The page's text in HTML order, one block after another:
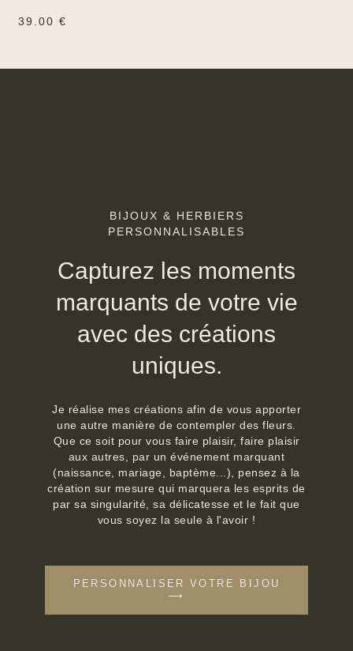
39.00€
BIJOUX & HERBIERS
PERSONNALISABLES
Capturez les moments
marquants de votre vie
avec des créations
uniques.
Je réalise mes créations afin de vous apporter
une autre manière de contempler des fleurs.
Que ce soit pour vous faire plaisir, faire plaisir
aux autres, par un événement marquant
(naissance, mariage, baptème...), pensez à la
création sur mesure qui marquera les esprits de
par sa singularité, sa délicatesse et le fait que
vous soyez la seule à l'avoir !
PERSONNALISER VOTRE BIJOU
⟶